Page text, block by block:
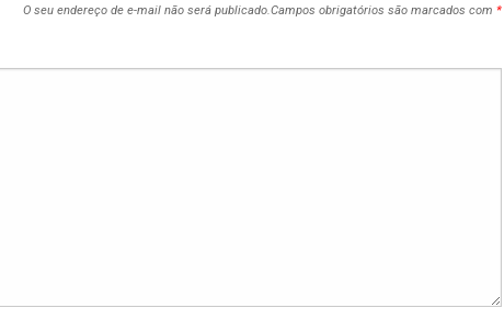
O seu endereço de e-mail não será publicado. Campos obrigatórios são marcados com *